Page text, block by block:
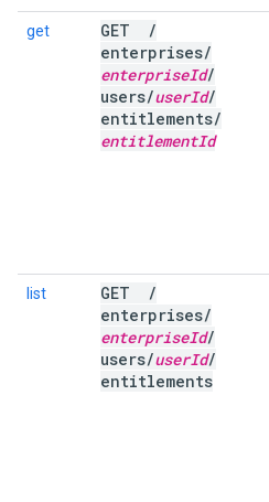
get GET
/
enterprises/
enterpriseId/
users/userId/
entitlements/
entitlementId
list GET
/
enterprises/
enterpriseId/
users/userId/
entitlements